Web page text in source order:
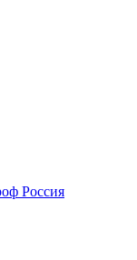
Россия